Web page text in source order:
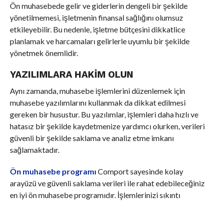
Ön muhasebede gelir ve giderlerin dengeli bir şekilde
yönetilmemesi, işletmenin finansal sağlığını olumsuz
etkileyebilir. Bu nedenle, işletme bütçesini dikkatlice
planlamak ve harcamaları gelirlerle uyumlu bir şekilde
yönetmek önemlidir.
YAZILIMLARA HAKIM OLUN
Aynı zamanda, muhasebe işlemlerini düzenlemek için
muhasebe yazılımlarını kullanmak da dikkat edilmesi
gereken bir husustur. Bu yazılımlar, işlemleri daha hızlı ve
hatasız bir şekilde kaydetmenize yardımcı olurken, verileri
güvenli bir şekilde saklama ve analiz etme imkanı
sağlamaktadır.
Ön muhasebe programı Comport sayesinde kolay
arayüzü ve güvenli saklama verileri ile rahat edebileceğiniz
en iyi ön muhasebe programıdır. İşlemlerinizi sıkıntı